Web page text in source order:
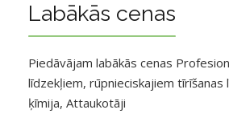
Labākās cenas
Piedāvājam labākās cenas
līdzekļiem, rūpnieciskajiem tīrīšanas
ķīmija, Attaukotāji